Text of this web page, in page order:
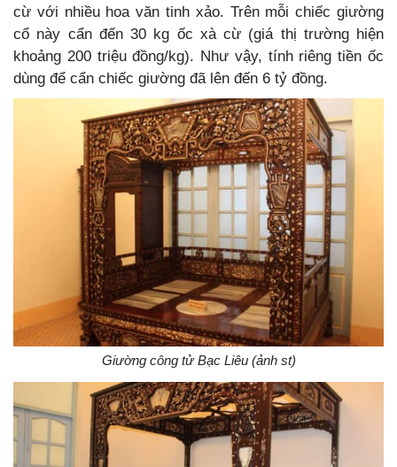
cừ với nhiều hoa văn tinh xảo. Trên mỗi chiếc giường
cổ này cẩn đến 30 kg ốc xà cừ (giá thị trường hiện
khoảng 200 triệu đồng/kg). Như vậy, tính riêng tiền ốc
dùng để cẩn chiếc giường đã lên đến 6 tỷ đồng.
Giường công tử Bạc Liêu (ảnh st)